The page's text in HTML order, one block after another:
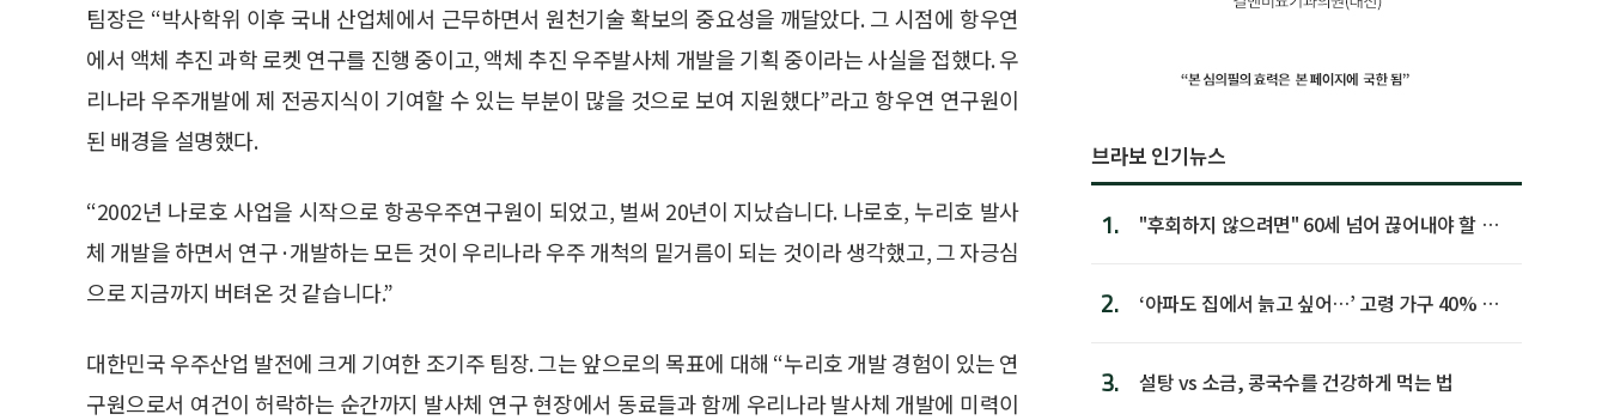
팀장은 “박사학위 이후 국내 산업체에서 근무하면서 원천기술 확보의 중요성을 깨달았다. 그 시점에 항우연
에서 액체 추진 과학 로켓 연구를 진행 중이고, 액체 추진 우주발사체 개발을 기획 중이라는 사실을 접했다. 우
리나라 우주개발에 제 전공지식이 기여할 수 있는 부분이 많을 것으로 보여 지원했다”라고 항우연 연구원이
된 배경을 설명했다.
“2002년 나로호 사업을 시작으로 항공우주연구원이 되었고, 벌써 20년이 지났습니다. 나로호, 누리호 발사
체 개발을 하면서 연구·개발하는 모든 것이 우리나라 우주 개척의 밑거름이 되는 것이라 생각했고, 그 자긍심
으로 지금까지 버텨온 것 같습니다.”
대한민국 우주산업 발전에 크게 기여한 조기주 팀장. 그는 앞으로의 목표에 대해 “누리호 개발 경험이 있는 연
구원으로서 여건이 허락하는 순간까지 발사체 연구 현장에서 동료들과 함께 우리나라 발사체 개발에 미력이
브라보 인기뉴스
1.
"후회하지 않으려면" 60세 넘어 끊어내야 할 사
2.
‘아파도 집에서 늙고 싶어…’ 고령 가구 40% 노
3. 설탕 vs 소금, 콩국수를 건강하게 먹는 법